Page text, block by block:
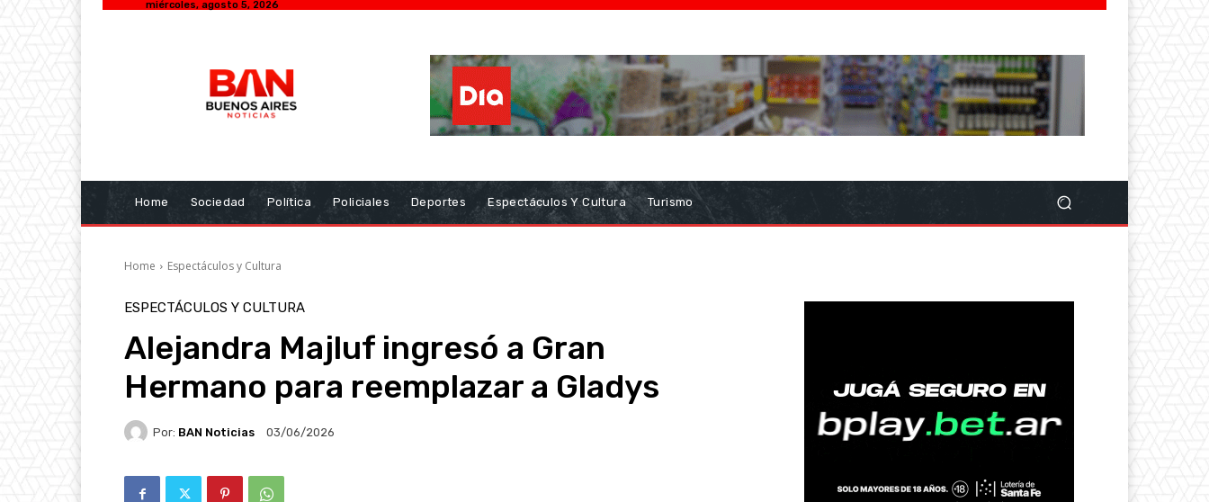
miércoles, agosto 5, 2026
Home Sociedad Política Policiales Deportes Espectáculos Y Cultura Turismo
Home Espectáculos y Cultura
ESPECTÁCULOS Y CULTURA
Alejandra Majluf ingresó a Gran
Hermano para reemplazar a Gladys
Por: BAN Noticias 03/06/2026